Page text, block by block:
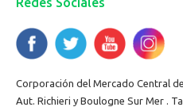
Corporación del Mercado Central de
Aut. Richieri y Boulogne Sur Mer .